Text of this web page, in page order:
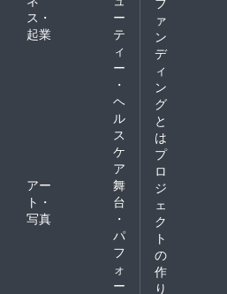
ス・
起業
ー
テ
ィ
ー
・
ヘ
ル
ス
ケ
ア
アー
ト・
写真
舞
台
・
パ
フ
ォ
ー
ァ
ン
デ
ィ
ン
グ
と
は
プ
ロ
ジ
ェ
ク
ト
の
作
り